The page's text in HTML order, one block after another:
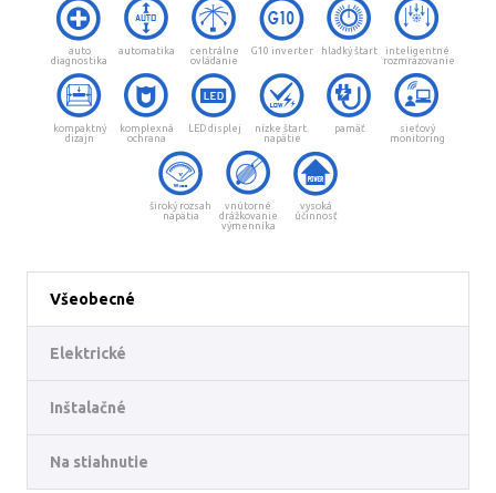
auto
diagnostika
automatika
centrálne
ovládanie
G10 inverter hladký štart
inteligentné
rozmrazovanie
kompaktný
dizajn
komplexná
ochrana
LED displej
nízke štart.
napätie
pamäť
sieťový
monitoring
široký rozsah
napätia
vnútorné
drážkovanie
výmenníka
vysoká
účinnosť
Všeobecné
Elektrické
Inštalačné
Na stiahnutie